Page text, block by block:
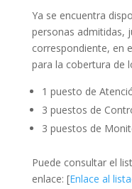
Ya se encuentra
personas admitidas,
correspondiente, en
para la cobertura de
1 puesto de
3 puestos de
3 puestos de
Puede consultar el
enlace: [Enlace al